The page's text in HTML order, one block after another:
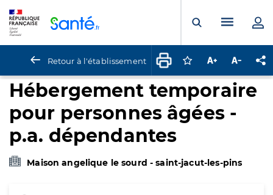
Ouvrir laMenu
Retour à l'établissement Connectez-vous
Augmenter la
Hébergement temporaire
pour personnes âgées -
p.a. dépendantes
Maison angelique le sourd - saint-jacut-les-pins